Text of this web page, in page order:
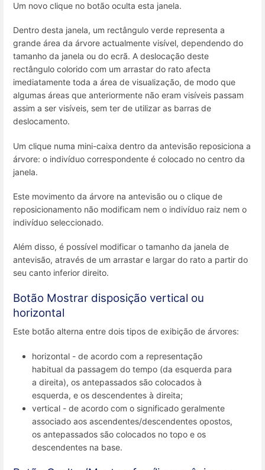
Um novo clique no botão oculta esta janela.
Dentro desta janela, um rectângulo verde representa a
grande área da árvore actualmente visível, dependendo do
tamanho da janela ou do ecrã. A deslocação deste
rectângulo colorido com um arrastar do rato afecta
imediatamente toda a área de visualização, de modo que
algumas áreas que anteriormente não eram visíveis passam
assim a ser visíveis, sem ter de utilizar as barras de
deslocamento.
Um clique numa mini-caixa dentro da antevisão reposiciona a
árvore: o indivíduo correspondente é colocado no centro da
janela.
Este movimento da árvore na antevisão ou o clique de
reposicionamento não modificam nem o indivíduo raiz nem o
indivíduo seleccionado.
Além disso, é possível modificar o tamanho da janela de
antevisão, através de um arrastar e largar do rato a partir do
seu canto inferior direito.
Botão Mostrar disposição vertical ou
horizontal
Este botão alterna entre dois tipos de exibição de árvores:
horizontal - de acordo com a representação
habitual da passagem do tempo (da esquerda para
a direita), os antepassados são colocados à
esquerda, e os descendentes à direita;
vertical - de acordo com o significado geralmente
associado aos ascendentes/descendentes opostos,
os antepassados são colocados no topo e os
descendentes na base.